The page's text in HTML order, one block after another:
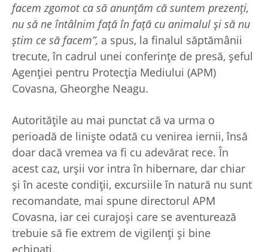
facem zgomot ca să anunțăm că suntem prezenți,
nu să ne întâlnim față în față cu animalul și să nu
știm ce să facem”, a spus, la finalul săptămânii
trecute, în cadrul unei conferințe de presă, șeful
Agenției pentru Protecția Mediului (APM)
Covasna, Gheorghe Neagu.
Autoritățile au mai punctat că va urma o
perioadă de liniște odată cu venirea iernii, însă
doar dacă vremea va fi cu adevărat rece. În
acest caz, urșii vor intra în hibernare, dar chiar
și în aceste condiții, excursiile în natură nu sunt
recomandate, mai spune directorul APM
Covasna, iar cei curajoși care se aventurează
trebuie să fie extrem de vigilenți și bine